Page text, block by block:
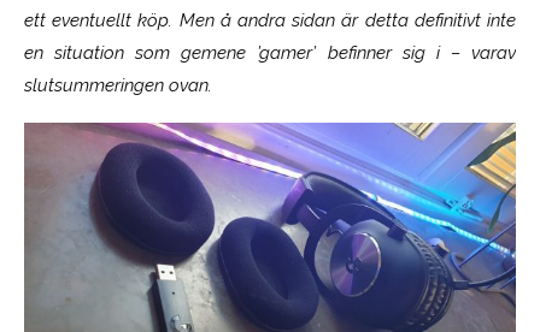
ett eventuellt köp. Men å andra sidan är detta definitivt inte
en situation som gemene ’gamer’ befinner sig i – varav
slutsummeringen ovan.